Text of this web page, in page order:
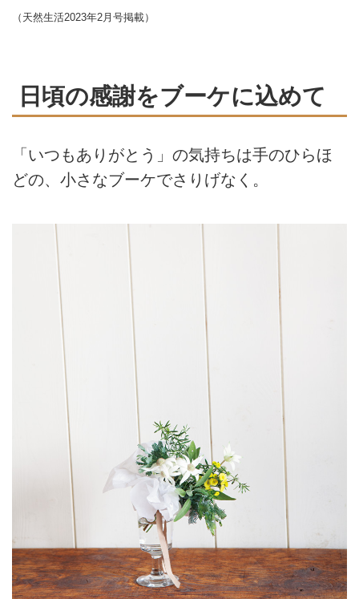
（天然生活2023年2月号掲載）
日頃の感謝をブーケに込めて
「いつもありがとう」の気持ちは手のひらほ
どの、小さなブーケでさりげなく。